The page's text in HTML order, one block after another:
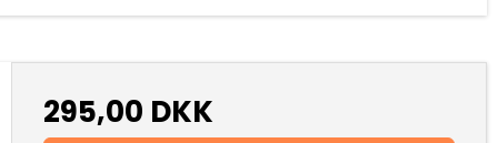
295,00 DKK